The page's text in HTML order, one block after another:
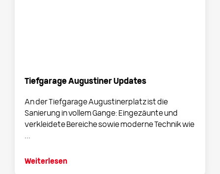
Tiefgarage Augustiner Updates
An der Tiefgarage Augustinerplatz ist die
Sanierung in vollem Gange: Eingezäunte und
verkleidete Bereiche sowie moderne Technik wie
...
Weiterlesen